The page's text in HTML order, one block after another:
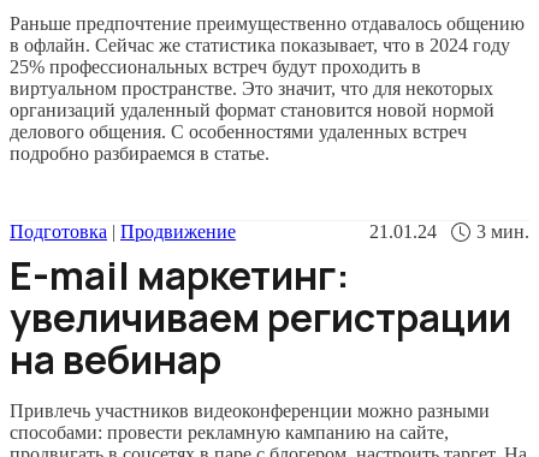
Раньше предпочтение преимущественно отдавалось общению
в офлайн. Сейчас же статистика показывает, что в 2024 году
25% профессиональных встреч будут проходить в
виртуальном пространстве. Это значит, что для некоторых
организаций удаленный формат становится новой нормой
делового общения. С особенностями удаленных встреч
подробно разбираемся в статье.
Подготовка | Продвижение 21.01.24 3 мин.
E-mail маркетинг:
увеличиваем регистрации
на вебинар
Привлечь участников видеоконференции можно разными
способами: провести рекламную кампанию на сайте,